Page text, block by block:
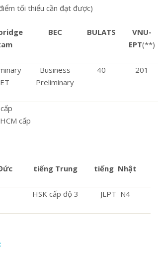
tối thiểu cần đạt được)
BEC BULATS
VNU-
EPT(**)
Business
Preliminary
40 201
cấp
tiếng Trung tiếng Nhật
HSK cấp độ 3 JLPT N4